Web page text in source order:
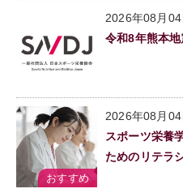
2026年08月04
令和8年熊本
2026年08月04
スポーツ栄養
ためのリテラ